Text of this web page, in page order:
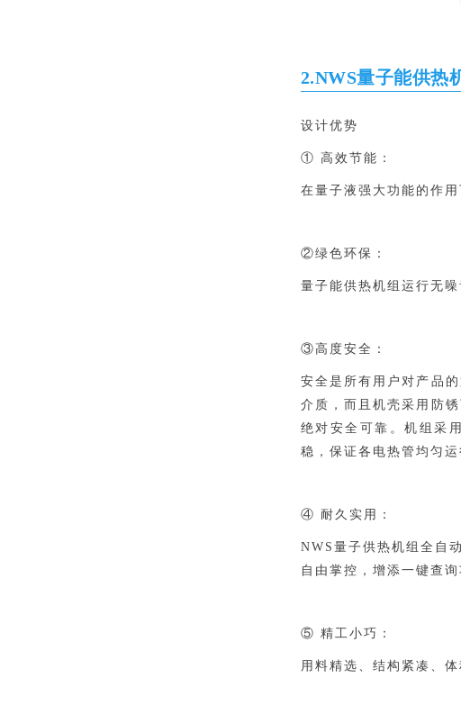
2.NWS量子能供热
设计优势
① 高效节能：
在量子液强大功能的作
②绿色环保：
量子能供热机组运行无
③高度安全：
安全是所有用户对产品
介质，而且机壳采用防
绝对安全可靠。机组采
稳，保证各电热管均匀
④ 耐久实用：
NWS量子供热机组全自
自由掌控，增添一键查
⑤ 精工小巧：
用料精选、结构紧凑、体